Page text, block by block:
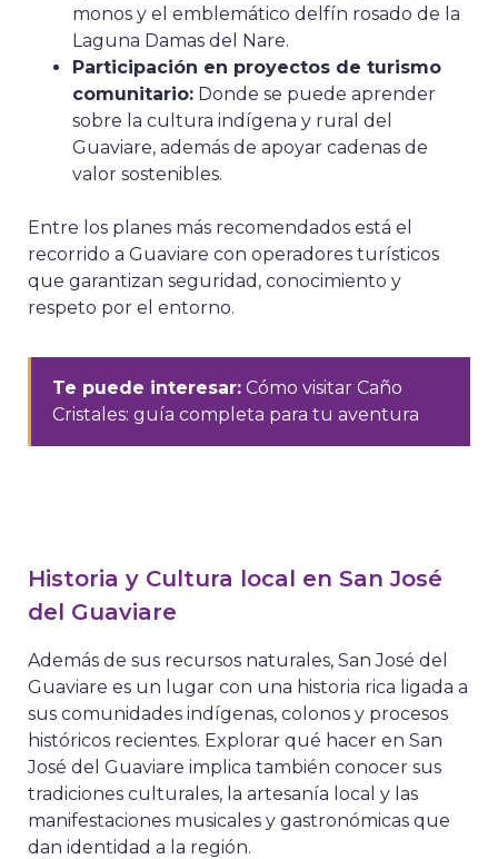
monos y el emblemático delfín rosado de la
Laguna Damas del Nare.
Participación en proyectos de turismo
comunitario: Donde se puede aprender
sobre la cultura indígena y rural del
Guaviare, además de apoyar cadenas de
valor sostenibles.
Entre los planes más recomendados está el
recorrido a Guaviare con operadores turísticos
que garantizan seguridad, conocimiento y
respeto por el entorno.
Te puede interesar: Cómo visitar Caño
Cristales: guía completa para tu aventura
Historia y Cultura local en San José
del Guaviare
Además de sus recursos naturales, San José del
Guaviare es un lugar con una historia rica ligada a
sus comunidades indígenas, colonos y procesos
históricos recientes. Explorar qué hacer en San
José del Guaviare implica también conocer sus
tradiciones culturales, la artesanía local y las
manifestaciones musicales y gastronómicas que
dan identidad a la región.